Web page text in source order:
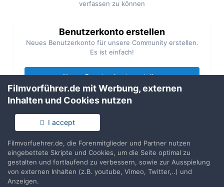
verfassen zu können
Benutzerkonto erstellen
Neues Benutzerkonto für unsere Community erstellen.
Es ist einfach!
Neues Benutzerkonto erstellen
Du hast bereits ein Benutzerkonto? Melde Dich hier an.
Jetzt anmelden
Filmvorführer.de mit Werbung, externen
Inhalten und Cookies nutzen
I accept
Filmvorfuehrer.de, die Forenmitglieder und Partner nutzen
eingebettete Skripte und Cookies, um die Seite optimal zu
gestalten und fortlaufend zu verbessern, sowie zur Ausspielung
von externen Inhalten (z.B. youtube, Vimeo, Twitter,..) und
Anzeigen.